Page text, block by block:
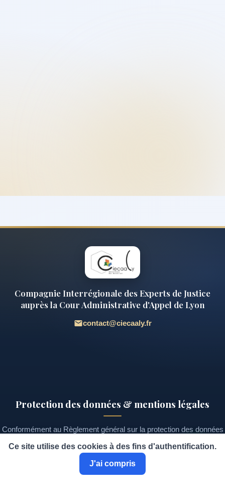
Compagnie Interrégionale des Experts de Justice
auprès la Cour Administrative d'Appel de Lyon
contact@ciecaaly.fr
Protection des données & mentions légales
Conformément au Règlement général sur la protection des données
(RGPD) et à la loi « Informatique et Libertés », les informations
recueillies sur ce site font l'objet d'un traitement destiné à la gestion
de l'annuaire des experts et au suivi des demandes d'adhésion.
Ce site utilise des cookies à des fins d'authentification.
J'ai compris